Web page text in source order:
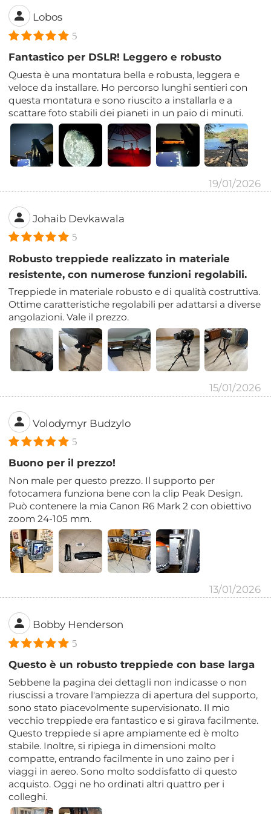
Lobos
5
Fantastico per DSLR! Leggero e robusto
Questa è una montatura bella e robusta, leggera e
veloce da installare. Ho percorso lunghi sentieri con
questa montatura e sono riuscito a installarla e a
scattare foto stabili dei pianeti in un paio di minuti.
19/01/2026
Johaib Devkawala
5
Robusto treppiede realizzato in materiale
resistente, con numerose funzioni regolabili.
Treppiede in materiale robusto e di qualità costruttiva.
Ottime caratteristiche regolabili per adattarsi a diverse
angolazioni. Vale il prezzo.
15/01/2026
Volodymyr Budzylo
5
Buono per il prezzo!
Non male per questo prezzo. Il supporto per
fotocamera funziona bene con la clip Peak Design.
Può contenere la mia Canon R6 Mark 2 con obiettivo
zoom 24-105 mm.
13/01/2026
Bobby Henderson
5
Questo è un robusto treppiede con base larga
Sebbene la pagina dei dettagli non indicasse o non
riuscissi a trovare l'ampiezza di apertura del supporto,
sono stato piacevolmente supervisionato. Il mio
vecchio treppiede era fantastico e si girava facilmente.
Questo treppiede si apre ampiamente ed è molto
stabile. Inoltre, si ripiega in dimensioni molto
compatte, entrando facilmente in uno zaino per i
viaggi in aereo. Sono molto soddisfatto di questo
acquisto. Oggi ne ho ordinati altri quattro per i
colleghi.